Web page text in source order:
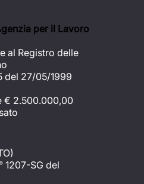
per il Lavoro
al Registro delle
del 27/05/1999
€ 2.500.000,00
1207-SG del